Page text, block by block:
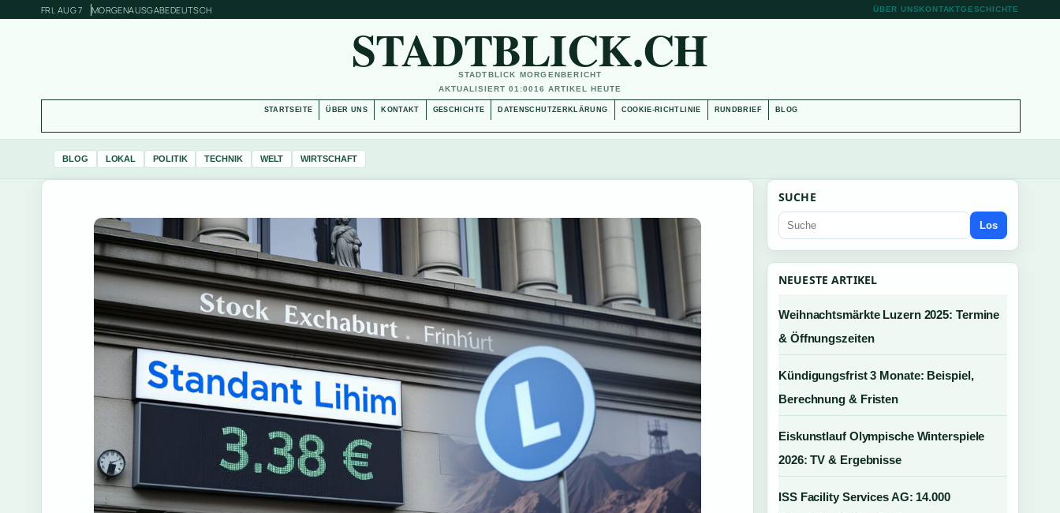
FRI, AUG 7 MORGENAUSGABEDEUTSCH ÜBER UNSKONTAKTGESCHICHTE
STADTBLICK.CH
STADTBLICK MORGENBERICHT
AKTUALISIERT 01:0016 ARTIKEL HEUTE
STARTSEITE ÜBER UNS KONTAKT GESCHICHTE DATENSCHUTZERKLÄRUNG COOKIE-RICHTLINIE RUNDBRIEF BLOG
BLOG LOKAL POLITIK TECHNIK WELT WIRTSCHAFT
SUCHE
Los
NEUESTE ARTIKEL
Weihnachtsmärkte Luzern 2025: Termine
& Öffnungszeiten
Kündigungsfrist 3 Monate: Beispiel,
Berechnung & Fristen
Eiskunstlauf Olympische Winterspiele
2026: TV & Ergebnisse
ISS Facility Services AG: 14.000